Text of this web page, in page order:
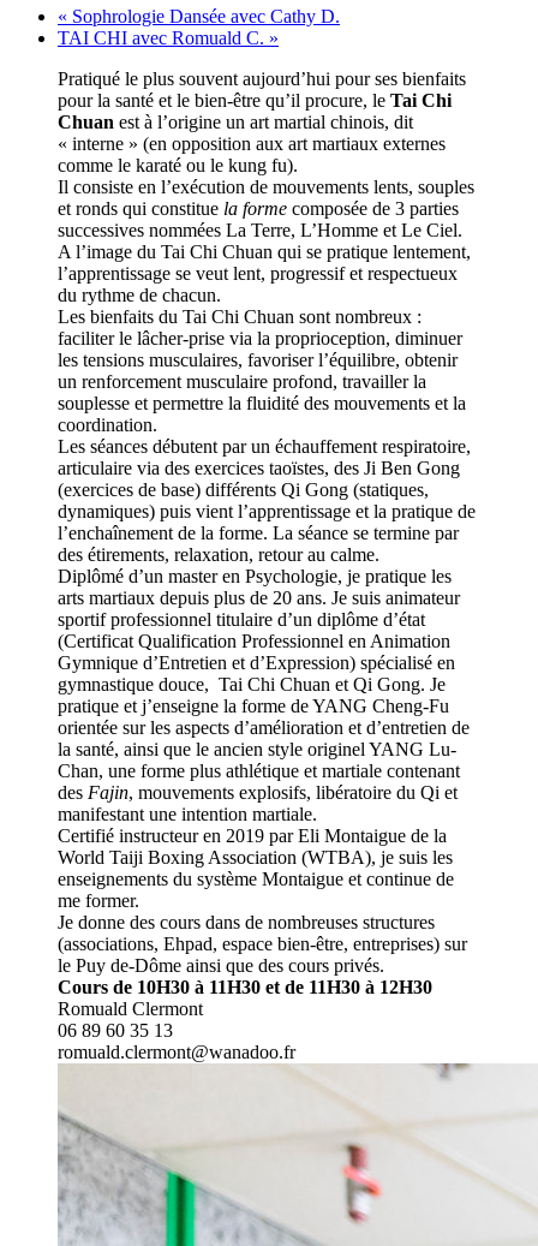
« Sophrologie Dansée avec Cathy D.
TAI CHI avec Romuald C. »
Pratiqué le plus souvent aujourd’hui pour ses bienfaits
pour la santé et le bien-être qu’il procure, le Tai Chi
Chuan est à l’origine un art martial chinois, dit
« interne » (en opposition aux art martiaux externes
comme le karaté ou le kung fu).
Il consiste en l’exécution de mouvements lents, souples
et ronds qui constitue la forme composée de 3 parties
successives nommées La Terre, L’Homme et Le Ciel.
A l’image du Tai Chi Chuan qui se pratique lentement,
l’apprentissage se veut lent, progressif et respectueux
du rythme de chacun.
Les bienfaits du Tai Chi Chuan sont nombreux :
faciliter le lâcher-prise via la proprioception, diminuer
les tensions musculaires, favoriser l’équilibre, obtenir
un renforcement musculaire profond, travailler la
souplesse et permettre la fluidité des mouvements et la
coordination.
Les séances débutent par un échauffement respiratoire,
articulaire via des exercices taoïstes, des Ji Ben Gong
(exercices de base) différents Qi Gong (statiques,
dynamiques) puis vient l’apprentissage et la pratique de
l’enchaînement de la forme. La séance se termine par
des étirements, relaxation, retour au calme.
Diplômé d’un master en Psychologie, je pratique les
arts martiaux depuis plus de 20 ans. Je suis animateur
sportif professionnel titulaire d’un diplôme d’état
(Certificat Qualification Professionnel en Animation
Gymnique d’Entretien et d’Expression) spécialisé en
gymnastique douce, Tai Chi Chuan et Qi Gong. Je
pratique et j’enseigne la forme de YANG Cheng-Fu
orientée sur les aspects d’amélioration et d’entretien de
la santé, ainsi que le ancien style originel YANG Lu-
Chan, une forme plus athlétique et martiale contenant
des Fajin, mouvements explosifs, libératoire du Qi et
manifestant une intention martiale.
Certifié instructeur en 2019 par Eli Montaigue de la
World Taiji Boxing Association (WTBA), je suis les
enseignements du système Montaigue et continue de
me former.
Je donne des cours dans de nombreuses structures
(associations, Ehpad, espace bien-être, entreprises) sur
le Puy de-Dôme ainsi que des cours privés.
Cours de 10H30 à 11H30 et de 11H30 à 12H30
Romuald Clermont
06 89 60 35 13
romuald.clermont@wanadoo.fr